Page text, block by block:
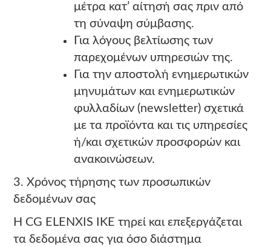
μέτρα κατ’ αίτησή σας πριν από
τη σύναψη σύμβασης.
Για λόγους βελτίωσης των
παρεχομένων υπηρεσιών της.
Για την αποστολή ενημερωτικών
μηνυμάτων και ενημερωτικών
φυλλαδίων (newsletter) σχετικά
με τα προϊόντα και τις υπηρεσίες
ή/και σχετικών προσφορών και
ανακοινώσεων.
3. Χρόνος τήρησης των προσωπικών
δεδομένων σας
Η CG ELENXIS ΙΚΕ τηρεί και επεξεργάζεται
τα δεδομένα σας για όσο διάστημα